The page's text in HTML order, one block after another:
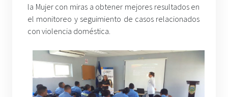
la Mujer con miras a obtener mejores resultados en
el monitoreo y seguimiento de casos relacionados
con violencia doméstica.